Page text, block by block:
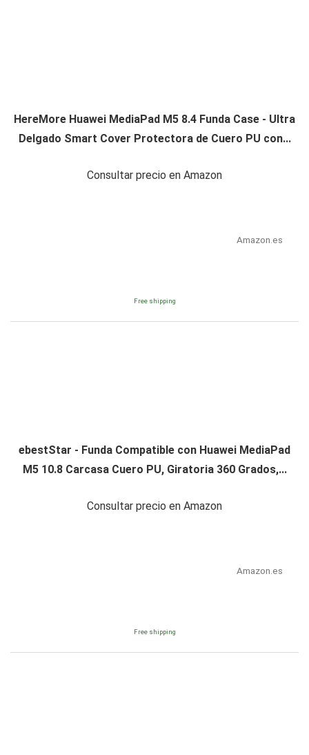
HereMore Huawei MediaPad M5 8.4 Funda Case - Ultra
Delgado Smart Cover Protectora de Cuero PU con...
Consultar precio en Amazon
Amazon.es
Free shipping
ebestStar - Funda Compatible con Huawei MediaPad
M5 10.8 Carcasa Cuero PU, Giratoria 360 Grados,...
Consultar precio en Amazon
Amazon.es
Free shipping